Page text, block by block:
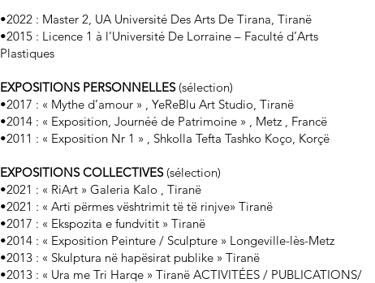
•2022 : Master 2, UA Université Des Arts De Tirana, Tiranë
•2015 : Licence 1 à l’Université De Lorraine – Faculté d’Arts
Plastiques
EXPOSITIONS PERSONNELLES(sélection)
•2017 : « Mythe d’amour » , YeReBlu Art Studio, Tiranë
•2014 : « Exposition, Journéé de Patrimoine » , Metz , Francë
•2011 : « Exposition Nr 1 » , Shkolla Tefta Tashko Koço, Korçë
EXPOSITIONS COLLECTIVES(sélection)
•2021 : « RiArt » Galeria Kalo , Tiranë
•2021 : « Arti përmes vështrimit të të rinjve» Tiranë
•2017 : « Ekspozita e fundvitit » Tiranë
•2014 : « Exposition Peinture / Sculpture » Longeville-lès-Metz
•2013 : « Skulptura në hapësirat publike » Tiranë
•2013 : « Ura me Tri Harqe » Tiranë ACTIVITÉES / PUBLICATIONS/